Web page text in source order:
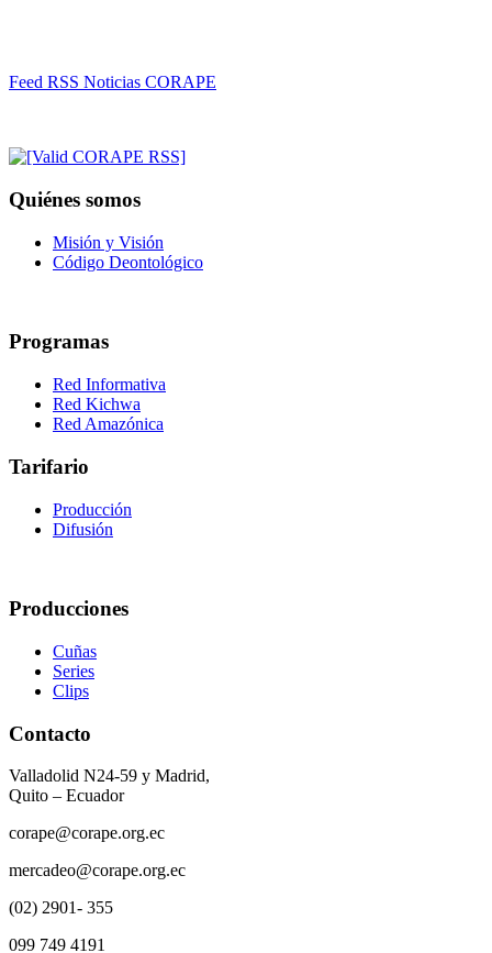
Feed RSS Noticias CORAPE
Quiénes somos
Misión y Visión
Código Deontológico
Programas
Red Informativa
Red Kichwa
Red Amazónica
Tarifario
Producción
Difusión
Producciones
Cuñas
Series
Clips
Contacto
Valladolid N24-59 y Madrid,
Quito – Ecuador
corape@corape.org.ec
mercadeo@corape.org.ec
(02) 2901- 355
099 749 4191